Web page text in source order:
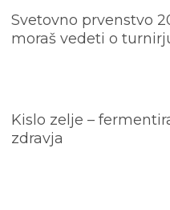
Svetovno prvenstvo
moraš vedeti o
Kislo zelje –
zdravja